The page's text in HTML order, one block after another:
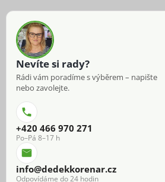
Nevíte si rady?
Rádi vám poradíme s výběrem – napište
nebo zavolejte.
+420 466 970 271
Po–Pá 8–17 h
info@dedekkorenar.cz
Odpovídáme do 24 hodin